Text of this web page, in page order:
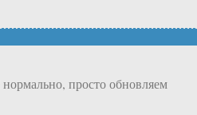
просто обновляем